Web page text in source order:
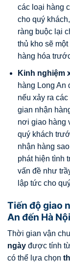
các loại hàng
cho quý
ràng buộc lại
thủ kho sẽ
hàng hóa
Kinh nghiệm
hàng Long An
nếu xảy ra
gian nhận
nơi giao hàng
quý khách
nhận hàng
phát hiện tình
vấn đề như
lập tức cho
Tiến độ giao
An đến Hà
Thời gian vận
ngày được tính
có thể lựa chọn